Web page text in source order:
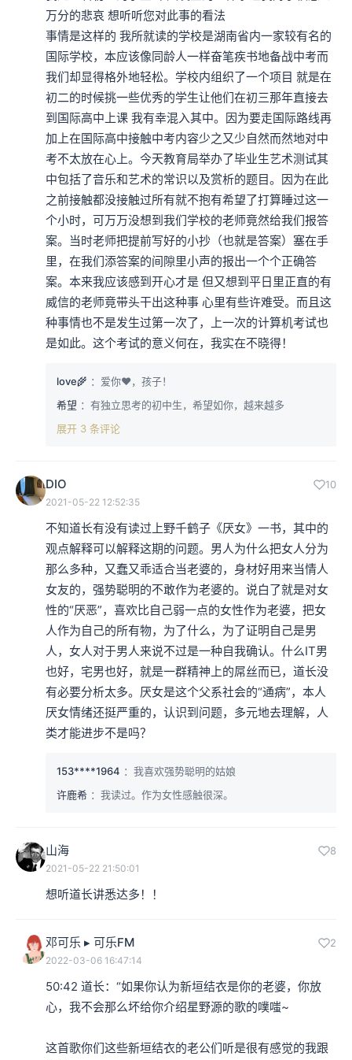
万分的悲哀 想听听您对此事的看法
事情是这样的 我所就读的学校是湖南省内一家较有名的
国际学校，本应该像同龄人一样奋笔疾书地备战中考而
我们却显得格外地轻松。学校内组织了一个项目 就是在
初二的时候挑一些优秀的学生让他们在初三那年直接去
到国际高中上课 我有幸混入其中。因为要走国际路线再
加上在国际高中接触中考内容少之又少自然而然地对中
考不太放在心上。今天教育局举办了毕业生艺术测试其
中包括了音乐和艺术的常识以及赏析的题目。因为在此
之前接触都没接触过所有就不抱有希望了打算睡过这一
个小时，可万万没想到我们学校的老师竟然给我们报答
案。当时老师把提前写好的小抄（也就是答案）塞在手
里，在我们添答案的间隙里小声的报出一个个正确答
案。本来我应该感到开心才是 但又想到平日里正直的有
威信的老师竟带头干出这种事 心里有些许难受。而且这
种事情也不是发生过第一次了，上一次的计算机考试也
是如此。这个考试的意义何在，我实在不晓得！
love🌾 ：爱你❤，孩子！
希望 ：有独立思考的初中生，希望如你，越来越多
展开 3 条评论
DIO 10
2021-05-22 12:52:35
不知道长有没有读过上野千鹤子《厌女》一书，其中的
观点解释可以解释这期的问题。男人为什么把女人分为
那么多种，又蠢又乖适合当老婆的，身材好用来当情人
女友的，强势聪明的不敢作为老婆的。说白了就是对女
性的“厌恶”，喜欢比自己弱一点的女性作为老婆，把女
人作为自己的所有物，为了什么，为了证明自己是男
人，女人对于男人来说不过是一种自我确认。什么IT男
也好，宅男也好，就是一群精神上的屌丝而已，道长没
有必要分析太多。厌女是这个父系社会的“通病”，本人
厌女情绪还挺严重的，认识到问题，多元地去理解，人
类才能进步不是吗？
153****1964 ：我喜欢强势聪明的姑娘
许鹿希 ：我读过。作为女性感触很深。
山海 8
2021-05-22 21:50:01
想听道长讲悉达多！！
邓可乐 ︎▸ 可乐FM 2
2022-03-06 16:47:14
50:42 道长：“如果你认为新垣结衣是你的老婆，你放
心，我不会那么坏给你介绍星野源的歌的噗嗤~
这首歌你们这些新垣结衣的老公们听是很有感觉的我跟